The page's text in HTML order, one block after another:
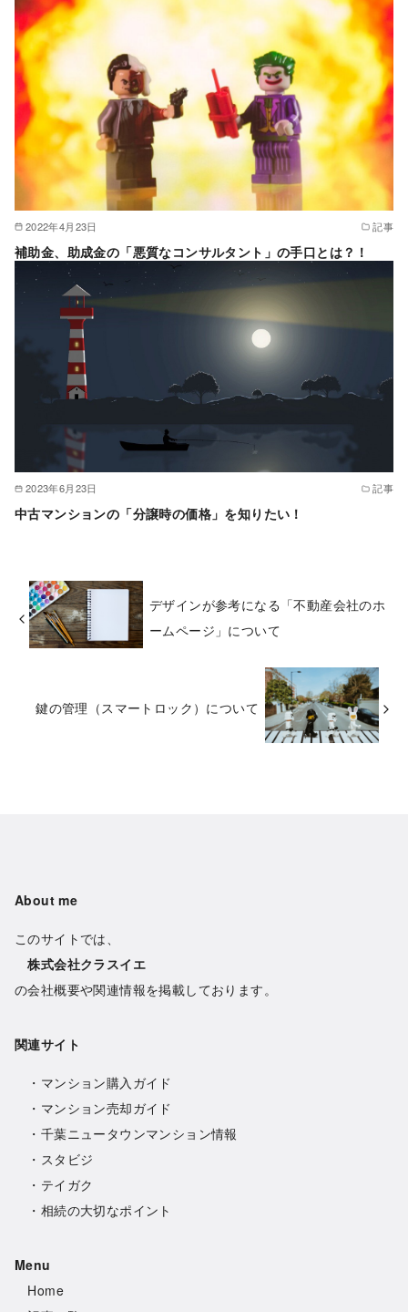
2022年4月23日 記事
補助金、助成金の「悪質なコンサルタント」の手口とは？！
2023年6月23日 記事
中古マンションの「分譲時の価格」を知りたい！
デザインが参考になる「不動産会社のホ
ームページ」について
鍵の管理（スマートロック）について
About me
このサイトでは、
株式会社クラスイエ
の会社概要や関連情報を掲載しております。
関連サイト
・ マンション購入ガイド
・ マンション売却ガイド
・ 千葉ニュータウンマンション情報
・ スタビジ
・ テイガク
・ 相続の大切なポイント
Menu
Home